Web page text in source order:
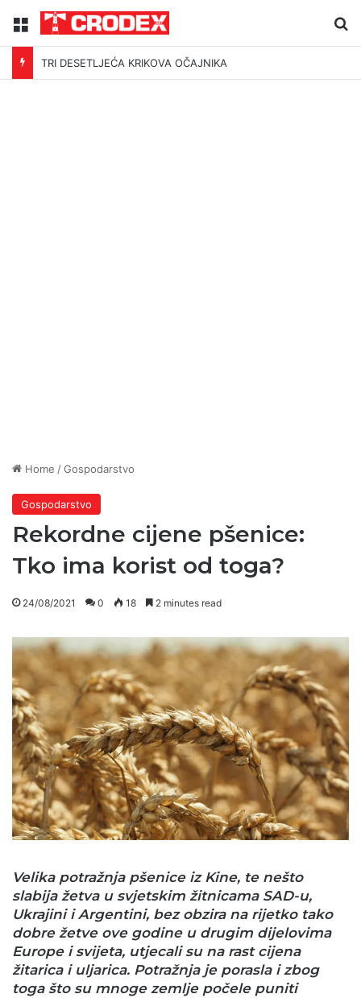
Menu
TRI DESETLJEĆA KRIKOVA OČAJNIKA
Home /Gospodarstvo
Gospodarstvo
Rekordne cijene pšenice:
Tko ima korist od toga?
24/08/2021 0 18 2 minutes read
Velika potražnja pšenice iz Kine, te nešto
slabija žetva u svjetskim žitnicama SAD-u,
Ukrajini i Argentini, bez obzira na rijetko tako
dobre žetve ove godine u drugim dijelovima
Europe i svijeta, utjecali su na rast cijena
žitarica i uljarica. Potražnja je porasla i zbog
toga što su mnoge zemlje počele puniti